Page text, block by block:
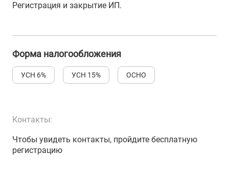
Регистрация и закрытие ИП.
Форма налогообложения
УСН 6% УСН 15% ОСНО
Контакты:
Чтобы увидеть контакты, пройдите бесплатную
регистрацию